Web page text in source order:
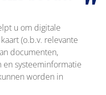
u om digitale
(o.b.v. relevante
documenten,
en systeeminformatie
worden in